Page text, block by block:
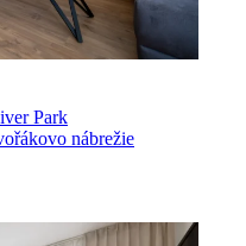
Park
nábrežie